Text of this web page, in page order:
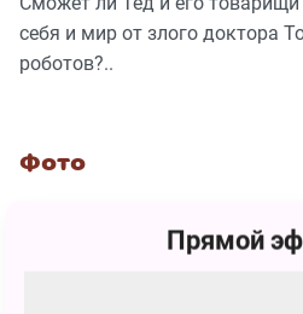
себя и мир от злого доктора
роботов?..
Фото
Прямой